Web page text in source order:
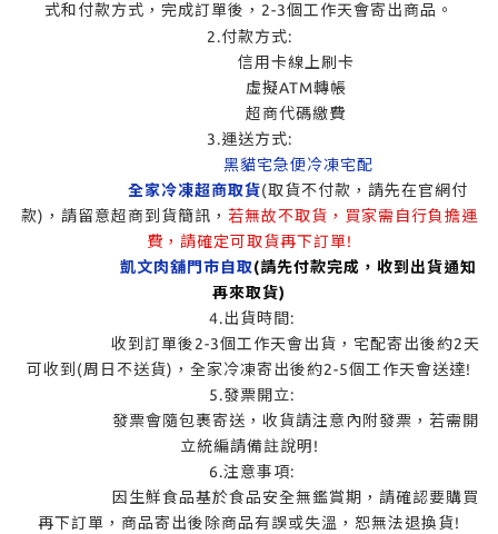
式和付款方式，完成訂單後，2-3個工作天會寄出商品。
2.付款方式:
信用卡線上刷卡
虛擬ATM轉帳
超商代碼繳費
3.運送方式:
黑貓宅急便冷凍宅配
全家冷凍超商取貨(取貨不付款，請先在官網付
款)，請留意超商到貨簡訊， 若無故不取貨，買家需自行負擔運
費，請確定可取貨再下訂單!
凱文肉舖門市自取(請先付款完成，收到出貨通知
再來取貨)
4.出貨時間:
收到訂單後2-3個工作天會出貨，宅配寄出後約2天
可收到(周日不送貨)，全家冷凍寄出後約2-5個工作天會送達!
5.發票開立:
發票會隨包裹寄送，收貨請注意內附發票，若需開
立統編請備註說明!
6.注意事項:
因生鮮食品基於食品安全無鑑賞期，請確認要購買
再下訂單，商品寄出後除商品有誤或失溫，恕無法退換貨!